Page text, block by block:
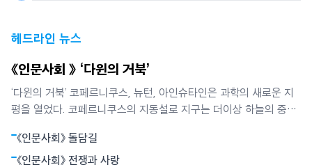
헤드라인 뉴스
《인문사회 》 ‘다윈의 거북’
‘다윈의 거북’ 코페르니쿠스, 뉴턴, 아인슈타인은 과학의 새로운 지
평을 열었다. 코페르니쿠스의 지동설로 지구는 더이상 하늘의 중심
의해 빚어지는 현상임을 밝혔다. 뉴턴역학은 하늘과 지상을 함께 아
울렀다. 아인슈타인의 상대성원리는 시간과 공간의 상대성, 휘어진
《인문사회》 돌담길
《인문사회》 전쟁과 사랑